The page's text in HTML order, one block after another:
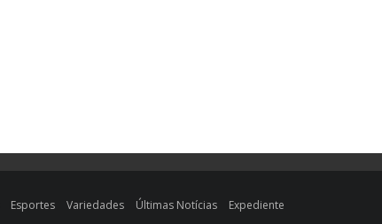
Esportes Variedades Últimas Notícias Expediente